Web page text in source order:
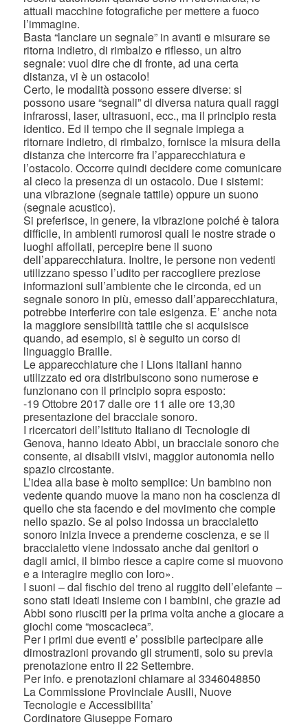
attuali macchine fotografiche per mettere a fuoco
l’immagine.
Basta “lanciare un segnale” in avanti e misurare se
ritorna indietro, di rimbalzo e riflesso, un altro
segnale: vuol dire che di fronte, ad una certa
distanza, vi è un ostacolo!
Certo, le modalità possono essere diverse: si
possono usare “segnali” di diversa natura quali raggi
infrarossi, laser, ultrasuoni, ecc., ma il principio resta
identico. Ed il tempo che il segnale impiega a
ritornare indietro, di rimbalzo, fornisce la misura della
distanza che intercorre fra l’apparecchiatura e
l’ostacolo. Occorre quindi decidere come comunicare
al cieco la presenza di un ostacolo. Due i sistemi:
una vibrazione (segnale tattile) oppure un suono
(segnale acustico).
Si preferisce, in genere, la vibrazione poiché è talora
difficile, in ambienti rumorosi quali le nostre strade o
luoghi affollati, percepire bene il suono
dell’apparecchiatura. Inoltre, le persone non vedenti
utilizzano spesso l’udito per raccogliere preziose
informazioni sull’ambiente che le circonda, ed un
segnale sonoro in più, emesso dall’apparecchiatura,
potrebbe interferire con tale esigenza. E’ anche nota
la maggiore sensibilità tattile che si acquisisce
quando, ad esempio, si è seguito un corso di
linguaggio Braille.
Le apparecchiature che i Lions italiani hanno
utilizzato ed ora distribuiscono sono numerose e
funzionano con il principio sopra esposto:
-19 Ottobre 2017 dalle ore 11 alle ore 13,30
presentazione del bracciale sonoro.
I ricercatori dell’Istituto Italiano di Tecnologie di
Genova, hanno ideato Abbi, un bracciale sonoro che
consente, ai disabili visivi, maggior autonomia nello
spazio circostante.
L’idea alla base è molto semplice: Un bambino non
vedente quando muove la mano non ha coscienza di
quello che sta facendo e del movimento che compie
nello spazio. Se al polso indossa un braccialetto
sonoro inizia invece a prenderne coscienza, e se il
braccialetto viene indossato anche dai genitori o
dagli amici, il bimbo riesce a capire come si muovono
e a interagire meglio con loro».
I suoni – dal fischio del treno al ruggito dell’elefante –
sono stati ideati insieme con i bambini, che grazie ad
Abbi sono riusciti per la prima volta anche a giocare a
giochi come “moscacieca”.
Per i primi due eventi e’ possibile partecipare alle
dimostrazioni provando gli strumenti, solo su previa
prenotazione entro il 22 Settembre.
Per info. e prenotazioni chiamare al 3346048850
La Commissione Provinciale Ausili, Nuove
Tecnologie e Accessibilita’
Cordinatore Giuseppe Fornaro